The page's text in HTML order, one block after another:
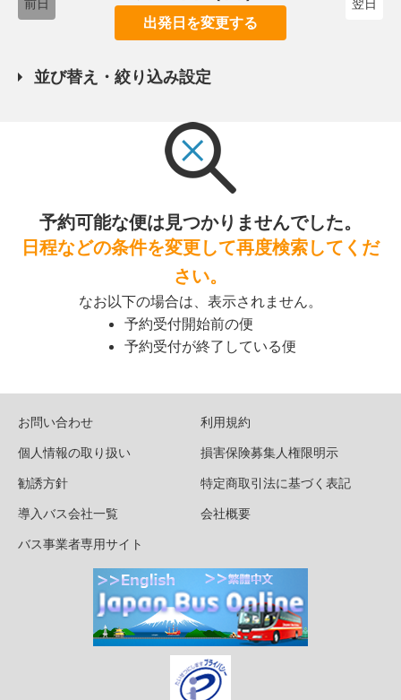
出発日を変更する
並び替え・絞り込み設定
予約可能な便は見つかりませんでした。
日程などの条件を変更して再度検索してくだ
さい。
なお以下の場合は、表示されません。
予約受付開始前の便
予約受付が終了している便
お問い合わせ
利用規約
個人情報の取り扱い
損害保険募集人権限明示
勧誘方針
特定商取引法に基づく表記
導入バス会社一覧
会社概要
バス事業者専用サイト